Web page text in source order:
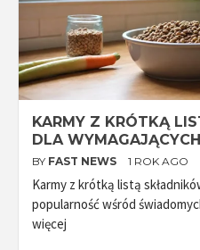
KARMY Z KRÓTKĄ
DLA
BY FAST NEWS 1 ROK AGO
Karmy z krótką listą
popularność wśród
więcej